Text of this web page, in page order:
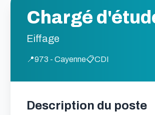
Chargé
Eiffage
📍973 - Cayenne📋CDI
Description du poste